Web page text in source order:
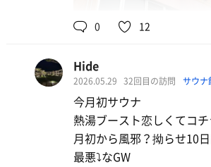
0 12
Hide
2026.05.29 32回目の訪問 サウナ
今月初サウナ
熱湯ブースト恋しくてコ
月初から風邪？拗らせ10
最悪⤵️なGW